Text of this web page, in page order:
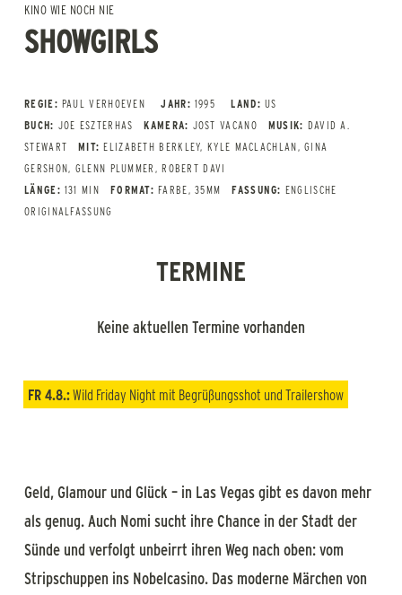
KINO WIE NOCH NIE
SHOWGIRLS
REGIE: PAUL VERHOEVEN JAHR: 1995 LAND: US
BUCH: JOE ESZTERHAS KAMERA: JOST VACANO MUSIK: DAVID A.
STEWART
MIT: ELIZABETH BERKLEY, KYLE MACLACHLAN, GINA
GERSHON, GLENN PLUMMER, ROBERT DAVI
LÄNGE: 131 MIN FORMAT: FARBE, 35MM FASSUNG: ENGLISCHE
ORIGINALFASSUNG
TERMINE
Keine aktuellen Termine vorhanden
FR 4.8.:Wild Friday Night mit Begrüßungsshot und Trailershow
Geld, Glamour und Glück – in Las Vegas gibt es davon mehr
als genug. Auch Nomi sucht ihre Chance in der Stadt der
Sünde und verfolgt unbeirrt ihren Weg nach oben: vom
Stripschuppen ins Nobelcasino. Das moderne Märchen von